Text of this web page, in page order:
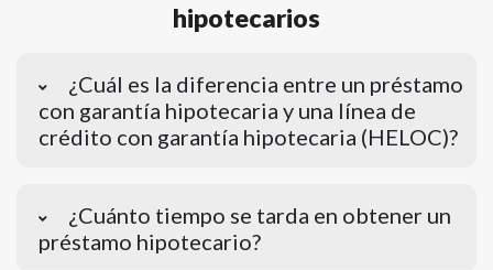
hipotecarios
¿Cuál es la diferencia entre un préstamo
con garantía hipotecaria y una línea de
crédito con garantía hipotecaria (HELOC)?
¿Cuánto tiempo se tarda en obtener un
préstamo hipotecario?